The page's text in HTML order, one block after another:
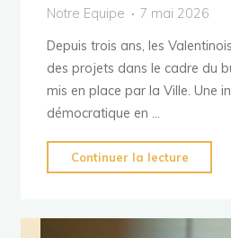
Notre Equipe
7 mai 2026
Depuis trois ans, les
des projets dans le cadre du
mis en place par la Ville. Une
démocratique en …
Continuer la lecture